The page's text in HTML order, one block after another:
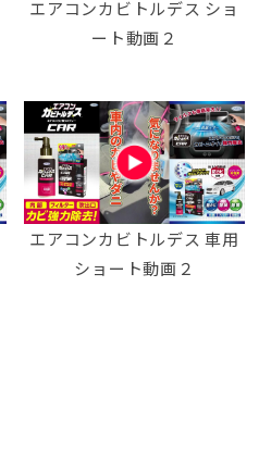
エアコンカビトルデス ショ
ート動画２
エアコンカビトルデス 車用
ショート動画２